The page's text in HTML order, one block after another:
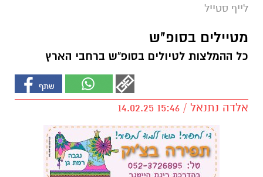
לייף סטייל
מטיילים בסופ"ש
כל ההמלצות לטיולים בסופ"ש ברחבי הארץ
אלדה נתנאל / 15:46 14.02.25